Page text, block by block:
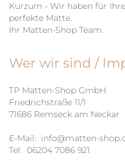
Kurzum - Wir haben für
perfekte Matte.
Ihr Matten-Shop Team.
Wer wir sind /
TP Matten-Shop GmbH
Friedrichstraße 11/1
71686 Remseck am Neckar
E-Mail: info@matten-
Tel. 06204 7086 921